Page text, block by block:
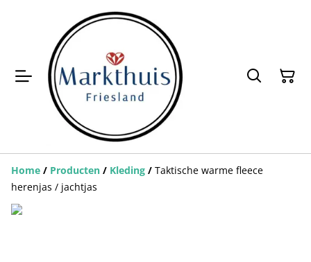
Home / Producten / Kleding / Taktische warme fleece
herenjas / jachtjas